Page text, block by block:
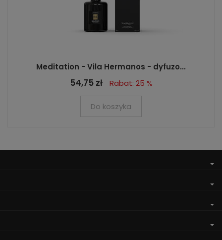
Meditation - Vila Hermanos - dyfuzo...
54,75 zł Rabat: 25 %
Do koszyka